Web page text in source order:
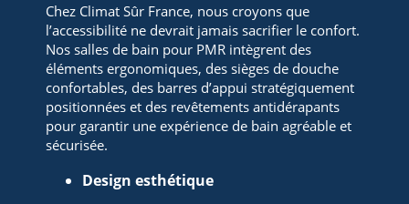
Chez Climat Sûr France, nous croyons que
l’accessibilité ne devrait jamais sacrifier le confort.
Nos salles de bain pour PMR intègrent des
éléments ergonomiques, des sièges de douche
confortables, des barres d’appui stratégiquement
positionnées et des revêtements antidérapants
pour garantir une expérience de bain agréable et
sécurisée.
Design esthétique